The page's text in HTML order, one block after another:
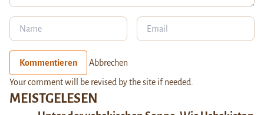
MEISTGELESEN
Kommentieren Abbrechen
Your comment will be revised by the site if needed.